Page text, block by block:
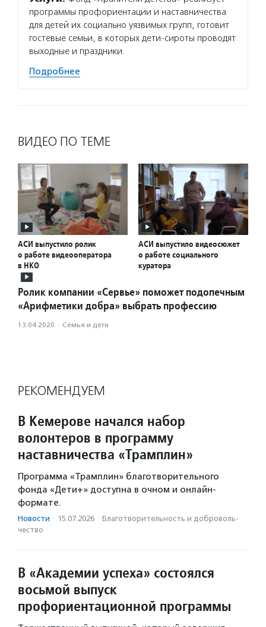
программы профориентации и наставничества
для детей их социально уязвимых групп, готовит
гостевые семьи, в которых дети-сироты проводят
выходные и праздники.
Подробнее
ВИДЕО ПО ТЕМЕ
АСИ выпустило ролик
о работе видеооператора
в НКО
АСИ выпустило видеосюжет
о работе социального
куратора
Ролик компании «Сервье» поможет подопечным
«Арифметики добра» выбрать профессию
13.04.2020 · Семья и дети
РЕКОМЕНДУЕМ
В Кемерове начался набор
волонтеров в программу
наставничества «Трамплин»
Программа «Трамплин» благотворительного
фонда «Дети+» доступна в очном и онлайн-
формате.
Новости · 15.07.2026 · Благотвори­тель­ность и доброволь­
чест­во
В «Академии успеха» состоялся
восьмой выпуск
профориентационной программы